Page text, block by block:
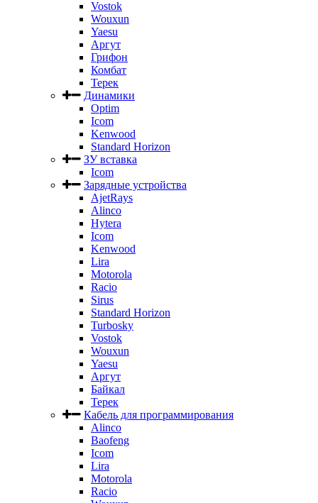
Vostok
Wouxun
Yaesu
Аргут
Грифон
Комбат
Терек
Динамики
Optim
Icom
Kenwood
Standard Horizon
ЗУ вставка
Icom
Зарядные устройства
AjetRays
Alinco
Hytera
Icom
Kenwood
Lira
Motorola
Racio
Sirus
Standard Horizon
Turbosky
Vostok
Wouxun
Yaesu
Аргут
Байкал
Терек
Кабель для программирования
Alinco
Baofeng
Icom
Lira
Motorola
Racio